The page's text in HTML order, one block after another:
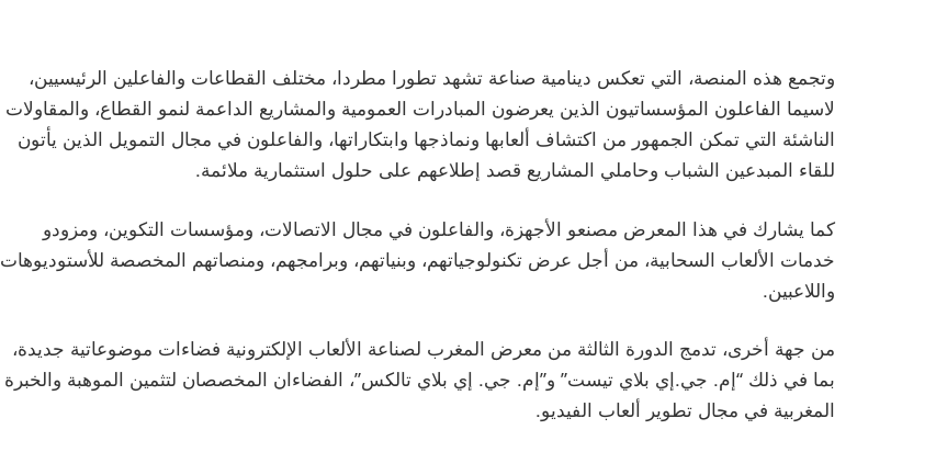
وتجمع هذه المنصة، التي تعكس دينامية صناعة تشهد تطورا مطردا، مختلف القطاعات والفاعلين الرئيسيين،
لاسيما الفاعلون المؤسساتيون الذين يعرضون المبادرات العمومية والمشاريع الداعمة لنمو القطاع، والمقاولات
الناشئة التي تمكن الجمهور من اكتشاف ألعابها ونماذجها وابتكاراتها، والفاعلون في مجال التمويل الذين يأتون
للقاء المبدعين الشباب وحاملي المشاريع قصد إطلاعهم على حلول استثمارية ملائمة.
كما يشارك في هذا المعرض مصنعو الأجهزة، والفاعلون في مجال الاتصالات، ومؤسسات التكوين، ومزودو
خدمات الألعاب السحابية، من أجل عرض تكنولوجياتهم، وبنياتهم، وبرامجهم، ومنصاتهم المخصصة للأستوديوهات
واللاعبين.
من جهة أخرى، تدمج الدورة الثالثة من معرض المغرب لصناعة الألعاب الإلكترونية فضاءات موضوعاتية جديدة،
بما في ذلك “إم. جي.إي بلاي تيست” و”إم. جي. إي بلاي تالكس”، الفضاءان المخصصان لتثمين الموهبة والخبرة
المغربية في مجال تطوير ألعاب الفيديو.